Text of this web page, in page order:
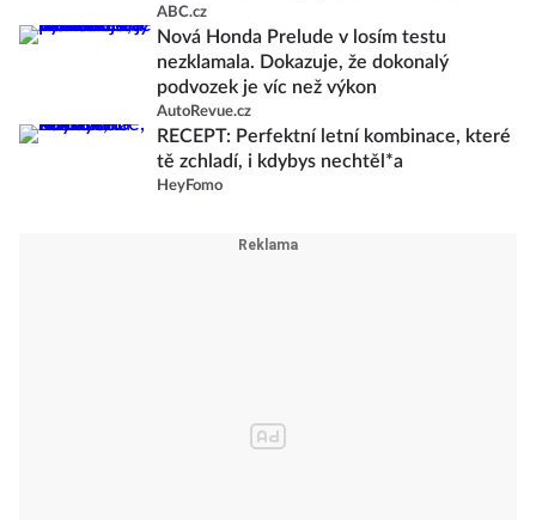
ABC.cz
Nová Honda Prelude v losím testu
nezklamala. Dokazuje, že dokonalý
podvozek je víc než výkon
AutoRevue.cz
RECEPT: Perfektní letní kombinace, které
tě zchladí, i kdybys nechtěl*a
HeyFomo